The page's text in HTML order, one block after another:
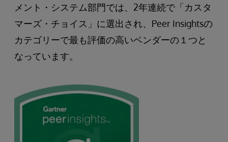
メント・システム部門では、2年連続で「カスタ
マーズ・チョイス」に選出され、Peer Insightsの
カテゴリーで最も評価の高いベンダーの１つと
なっています。